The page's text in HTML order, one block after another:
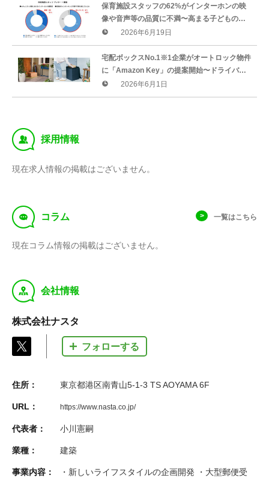
保育施設スタッフの62%がインターホンの映
像や音声等の品質に不満〜高まる子どもの防
犯ニーズ。全国12の保育施設にアンケート調
査で判明〜
2026年6月19日
宅配ボックスNo.1※1企業がオートロック物件
に「Amazon Key」の提案開始〜ドライバー
による解錠。導入物件では80%以上の再配達
削減〜
2026年6月1日
‰ 採用情報
現在求人情報の掲載はございません。
f コラム 一覧はこちら
現在コラム情報の掲載はございません。
y 会社情報
株式会社ナスタ
フォローする
住所： 東京都港区南青山5-1-3 TS AOYAMA 6F
URL： https://www.nasta.co.jp/
代表者： 小川憲嗣
業種： 建築
事業内容：
・新しいライフスタイルの企画開発 ・大型郵便受